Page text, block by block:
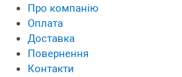
Про компанію
Оплата
Доставка
Повернення
Контакти